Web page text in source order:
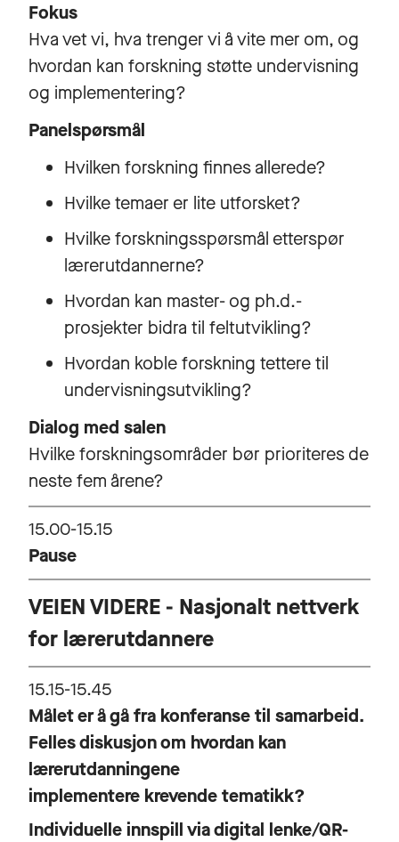
Fokus
Hva vet vi, hva trenger vi å vite mer om, og
hvordan kan forskning støtte undervisning
og implementering?
Panelspørsmål
Hvilken forskning finnes allerede?
Hvilke temaer er lite utforsket?
Hvilke forskningsspørsmål etterspør
lærerutdannerne?
Hvordan kan master- og ph.d.-
prosjekter bidra til feltutvikling?
Hvordan koble forskning tettere til
undervisningsutvikling?
Dialog med salen
Hvilke forskningsområder bør prioriteres de
neste fem årene?
15.00-15.15
Pause
VEIEN VIDERE - Nasjonalt nettverk
for lærerutdannere
15.15-15.45
Målet er å gå fra konferanse til samarbeid.
Felles diskusjon om hvordan kan
lærerutdanningene
implementere krevende tematikk?
Individuelle innspill via digital lenke/QR-